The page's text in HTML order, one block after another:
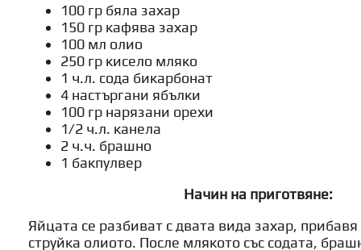
100 гр бяла захар
150 гр кафява захар
100 мл олио
250 гр кисело мляко
1 ч.л. сода бикарбонат
4 настъргани ябълки
100 гр нарязани орехи
1/2 ч.л. канела
2 ч.ч. брашно
1 бакпулвер
Начин на приготвяне:
Яйцата се разбиват с двата вида захар, прибавя
струйка олиото. После млякото със содата,